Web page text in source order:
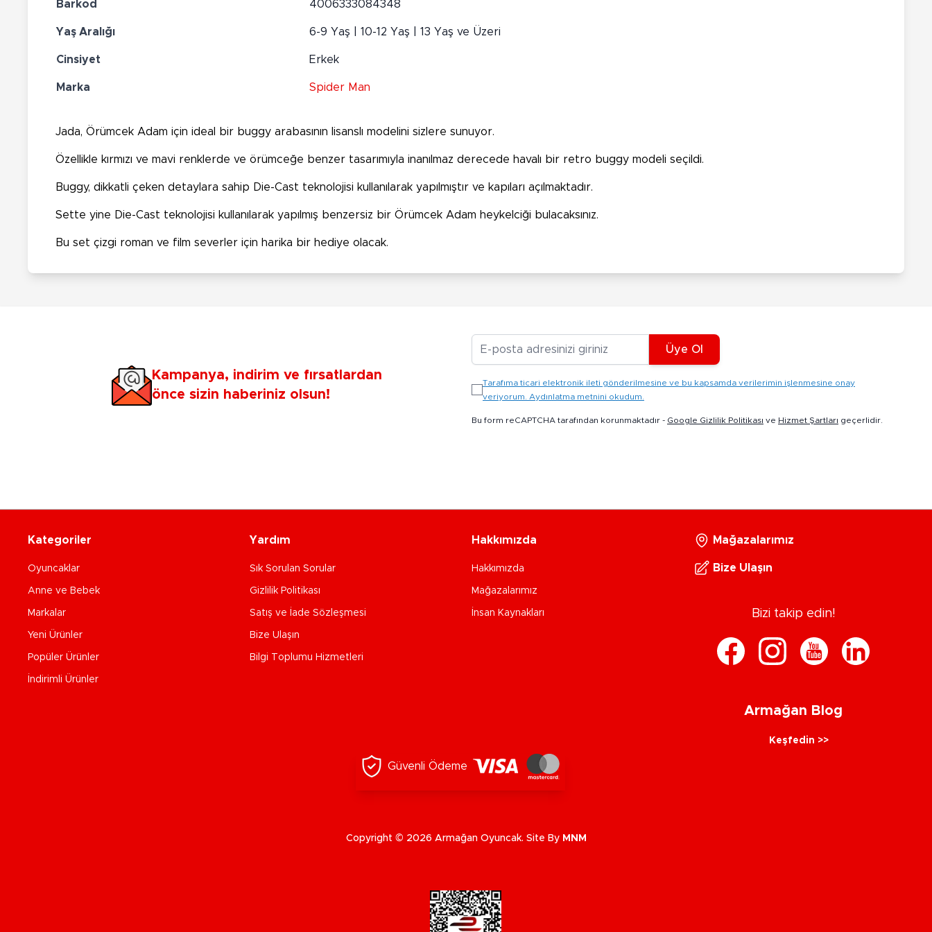
Barkod 4006333084348
Yaş Aralığı 6-9 Yaş | 10-12 Yaş | 13 Yaş ve Üzeri
Cinsiyet Erkek
Marka Spider Man
Jada, Örümcek Adam için ideal bir buggy arabasının lisanslı modelini sizlere sunuyor.
Özellikle kırmızı ve mavi renklerde ve örümceğe benzer tasarımıyla inanılmaz derecede havalı bir retro buggy modeli seçildi.
Buggy, dikkatli çeken detaylara sahip Die-Cast teknolojisi kullanılarak yapılmıştır ve kapıları açılmaktadır.
Sette yine Die-Cast teknolojisi kullanılarak yapılmış benzersiz bir Örümcek Adam heykelciği bulacaksınız.
Bu set çizgi roman ve film severler için harika bir hediye olacak.
Kampanya, indirim ve fırsatlardan
önce sizin haberiniz olsun!
Üye Ol
Tarafıma ticari elektronik ileti gönderilmesine ve bu kapsamda verilerimin işlenmesine onay
veriyorum. Aydınlatma metnini okudum.
Bu form reCAPTCHA tarafından korunmaktadır - Google Gizlilik Politikası ve Hizmet Şartları geçerlidir.
Kategoriler
Oyuncaklar
Anne ve Bebek
Markalar
Yeni Ürünler
Popüler Ürünler
İndirimli Ürünler
Yardım
Sık Sorulan Sorular
Gizlilik Politikası
Satış ve İade Sözleşmesi
Bize Ulaşın
Bilgi Toplumu Hizmetleri
Hakkımızda
Hakkımızda
Mağazalarımız
İnsan Kaynakları
Mağazalarımız
Bize Ulaşın
Bizi takip edin!
Armağan Blog
Keşfedin >>
Güvenli Ödeme
Copyright © 2026 Armağan Oyuncak. Site By MNM